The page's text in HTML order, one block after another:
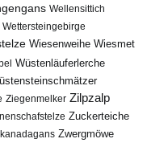
Wellensittich
Wettersteingebirge
Wiesenweihe Wiesmet
Wüstenläuferlerche
Ziegenmelker Zilpzalp
Zuckerteiche
Zwergmöwe